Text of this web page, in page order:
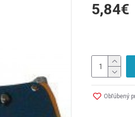
5,84€
Obľúbený